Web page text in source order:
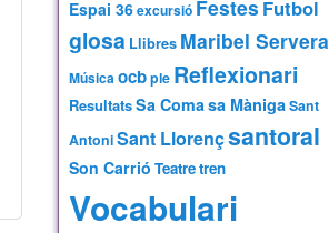
Espai 36excursió Festes Futbol
glosa Llibres Maribel Servera
Músicaocbple Reflexionari
ResultatsSa Comasa MànigaSant
AntoniSant Llorençsantoral
Son Carrió Teatretren
Vocabulari